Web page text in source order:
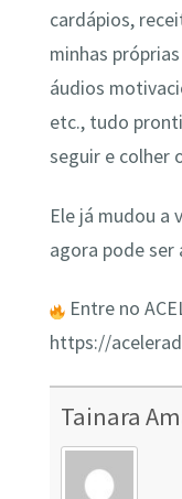
cardápios,
minhas
áudios
etc., tudo
seguir e colher
Ele já mudou a
agora pode ser
Entre no
https://
Tainara